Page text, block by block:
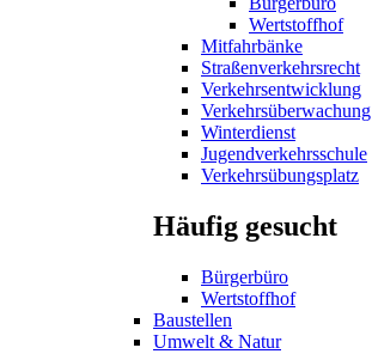
Wertstoffhof
Mitfahrbänke
Straßenverkehrsrecht
Verkehrsentwicklung
Verkehrsüberwachung
Winterdienst
Jugendverkehrsschule
Verkehrsübungsplatz
Häufig gesucht
Bürgerbüro
Wertstoffhof
Baustellen
Umwelt & Natur